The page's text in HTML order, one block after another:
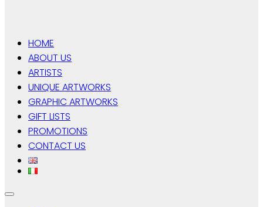
HOME
ABOUT US
ARTISTS
UNIQUE ARTWORKS
GRAPHIC ARTWORKS
GIFT LISTS
PROMOTIONS
CONTACT US